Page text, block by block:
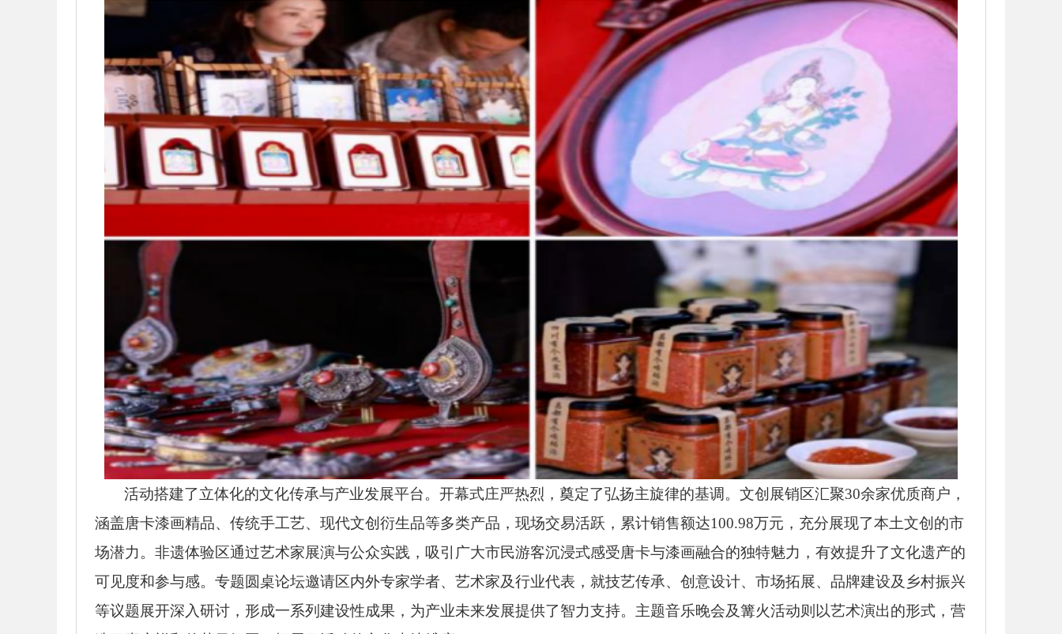
活动搭建了立体化的文化传承与产业发展平台。开幕式庄严热烈，奠定了弘扬主旋律的基调。文创展销区汇聚30余家优质商户，
涵盖唐卡漆画精品、传统手工艺、现代文创衍生品等多类产品，现场交易活跃，累计销售额达100.98万元，充分展现了本土文创的市
场潜力。非遗体验区通过艺术家展演与公众实践，吸引广大市民游客沉浸式感受唐卡与漆画融合的独特魅力，有效提升了文化遗产的
可见度和参与感。专题圆桌论坛邀请区内外专家学者、艺术家及行业代表，就技艺传承、创意设计、市场拓展、品牌建设及乡村振兴
等议题展开深入研讨，形成一系列建设性成果，为产业未来发展提供了智力支持。主题音乐晚会及篝火活动则以艺术演出的形式，营